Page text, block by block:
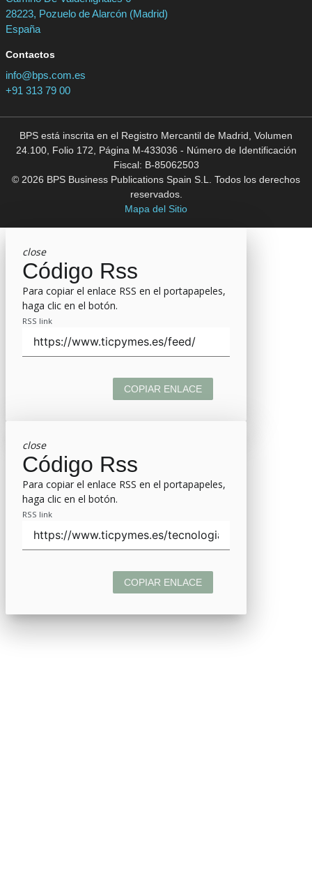
28223, Pozuelo de Alarcón (Madrid)
España
Contactos
info@bps.com.es
+91 313 79 00
BPS está inscrita en el Registro Mercantil de Madrid, Volumen
24.100, Folio 172, Página M-433036 - Número de Identificación
Fiscal: B-85062503
© 2026 BPS Business Publications Spain S.L. Todos los derechos
reservados.
Mapa del Sitio
close
Código Rss
Para copiar el enlace RSS en el portapapeles,
haga clic en el botón.
RSS link
COPIAR ENLACE
close
Código Rss
Para copiar el enlace RSS en el portapapeles,
haga clic en el botón.
RSS link
COPIAR ENLACE